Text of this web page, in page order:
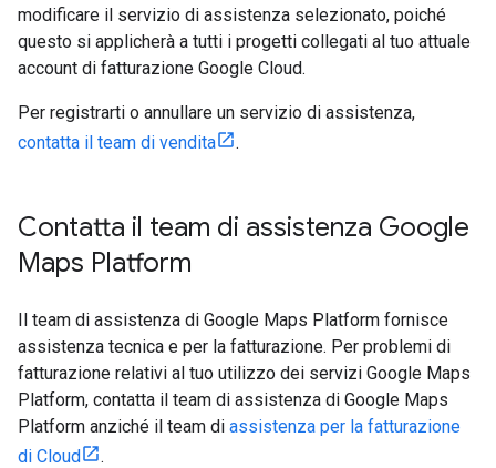
modificare il servizio di assistenza selezionato, poiché
questo si applicherà a tutti i progetti collegati al tuo attuale
account di fatturazione Google Cloud.
Per registrarti o annullare un servizio di assistenza,
contatta il team di vendita
.
Contatta il team di assistenza Google
Maps Platform
Il team di assistenza di Google Maps Platform fornisce
assistenza tecnica e per la fatturazione. Per problemi di
fatturazione relativi al tuo utilizzo dei servizi Google Maps
Platform, contatta il team di assistenza di Google Maps
Platform anziché il team di assistenza per la fatturazione
di Cloud
.